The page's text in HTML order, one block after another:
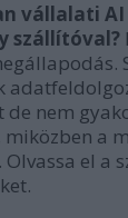
vállalati AI
szállítóval?
nem
miközben a
el a